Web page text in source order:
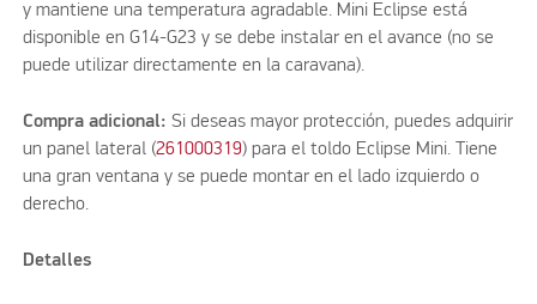
y mantiene una temperatura agradable. Mini Eclipse está
disponible en G14-G23 y se debe instalar en el avance (no se
puede utilizar directamente en la caravana).
Compra adicional:Si deseas mayor protección, puedes adquirir
un panel lateral (261000319) para el toldo Eclipse Mini. Tiene
una gran ventana y se puede montar en el lado izquierdo o
derecho.
Detalles